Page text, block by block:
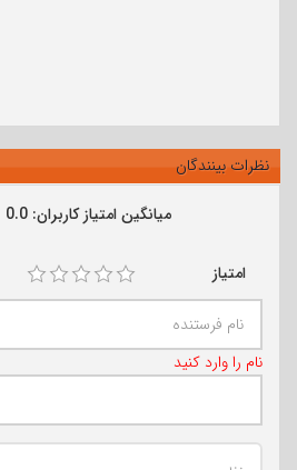
نظرات بینندگان
میانگین امتیاز کاربران: 0.0 (0 رای)
امتیاز
نام را وارد کنید